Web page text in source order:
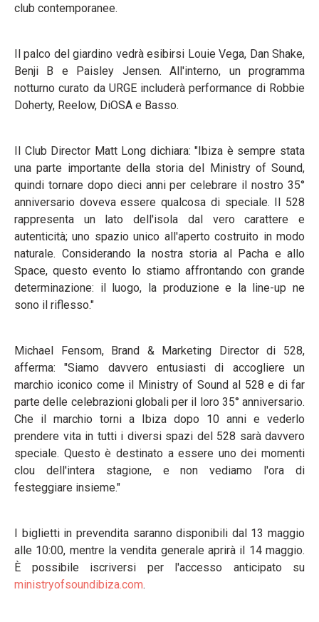
club contemporanee.
Il palco del giardino vedrà esibirsi Louie Vega, Dan Shake,
Benji B e Paisley Jensen. All'interno, un programma
notturno curato da URGE includerà performance di Robbie
Doherty, Reelow, DiOSA e Basso.
Il Club Director Matt Long dichiara: "Ibiza è sempre stata
una parte importante della storia del Ministry of Sound,
quindi tornare dopo dieci anni per celebrare il nostro 35°
anniversario doveva essere qualcosa di speciale. Il 528
rappresenta un lato dell'isola dal vero carattere e
autenticità; uno spazio unico all'aperto costruito in modo
naturale. Considerando la nostra storia al Pacha e allo
Space, questo evento lo stiamo affrontando con grande
determinazione: il luogo, la produzione e la line-up ne
sono il riflesso."
Michael Fensom, Brand & Marketing Director di 528,
afferma: "Siamo davvero entusiasti di accogliere un
marchio iconico come il Ministry of Sound al 528 e di far
parte delle celebrazioni globali per il loro 35° anniversario.
Che il marchio torni a Ibiza dopo 10 anni e vederlo
prendere vita in tutti i diversi spazi del 528 sarà davvero
speciale. Questo è destinato a essere uno dei momenti
clou dell'intera stagione, e non vediamo l'ora di
festeggiare insieme."
I biglietti in prevendita saranno disponibili dal 13 maggio
alle 10:00, mentre la vendita generale aprirà il 14 maggio.
È possibile iscriversi per l'accesso anticipato su
ministryofsoundibiza.com.